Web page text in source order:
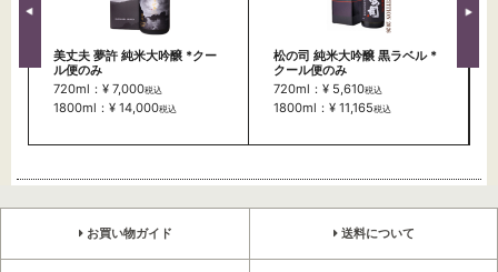
美丈夫 夢許 純米大吟醸 *クー
ル便のみ
720ml：¥ 7,000税込
1800ml：¥ 14,000税込
松の司 純米大吟醸 黒ラベル *
クール便のみ
720ml：¥ 5,610税込
1800ml：¥ 11,165税込
お買い物ガイド 送料について